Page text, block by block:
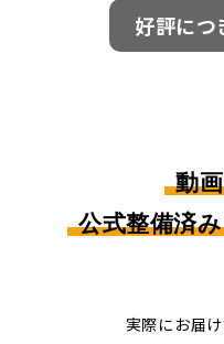
好評につ
動
公式整備済
実際にお届